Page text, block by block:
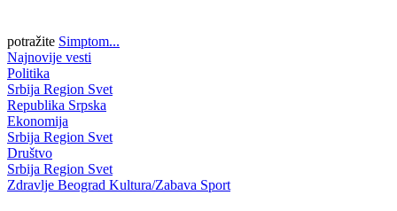
potražite Simptom...
Najnovije vesti
Politika
Srbija Region Svet
Republika Srpska
Ekonomija
Srbija Region Svet
Društvo
Srbija Region Svet
Zdravlje Beograd Kultura/Zabava Sport